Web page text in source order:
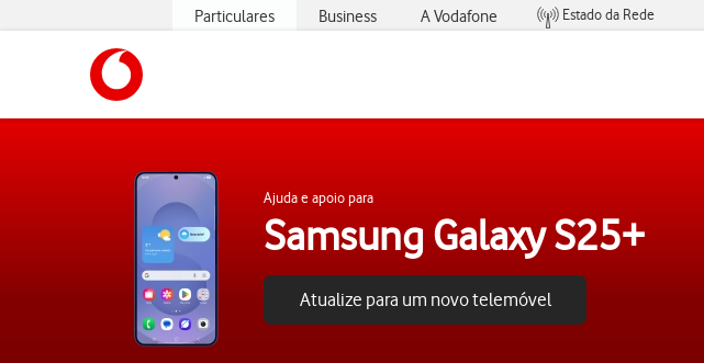
Particulares Business A Vodafone
Estado da Rede
Ajuda e apoio para
Samsung Galaxy S25+
Atualize para um novo telemóvel